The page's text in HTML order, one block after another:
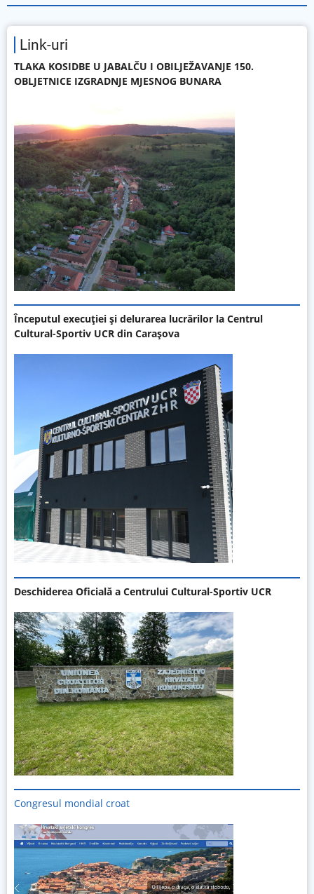
Link-uri
TLAKA KOSIDBE U JABALČU I OBILJEŽAVANJE 150.
OBLJETNICE IZGRADNJE MJESNOG BUNARA
Începutul execuției și delurarea lucrărilor la Centrul
Cultural-Sportiv UCR din Carașova
Deschiderea Oficială a Centrului Cultural-Sportiv UCR
Congresul mondial croat